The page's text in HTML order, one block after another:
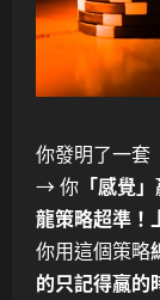
你發明了一套
→ 你 「感覺
龍策略超準！
你用這個策略
的只記得贏的